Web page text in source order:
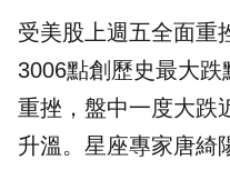
受美股上週五全面重
3006點創歷史最大跌
重挫，盤中一度大跌
升溫。 星座專家唐綺